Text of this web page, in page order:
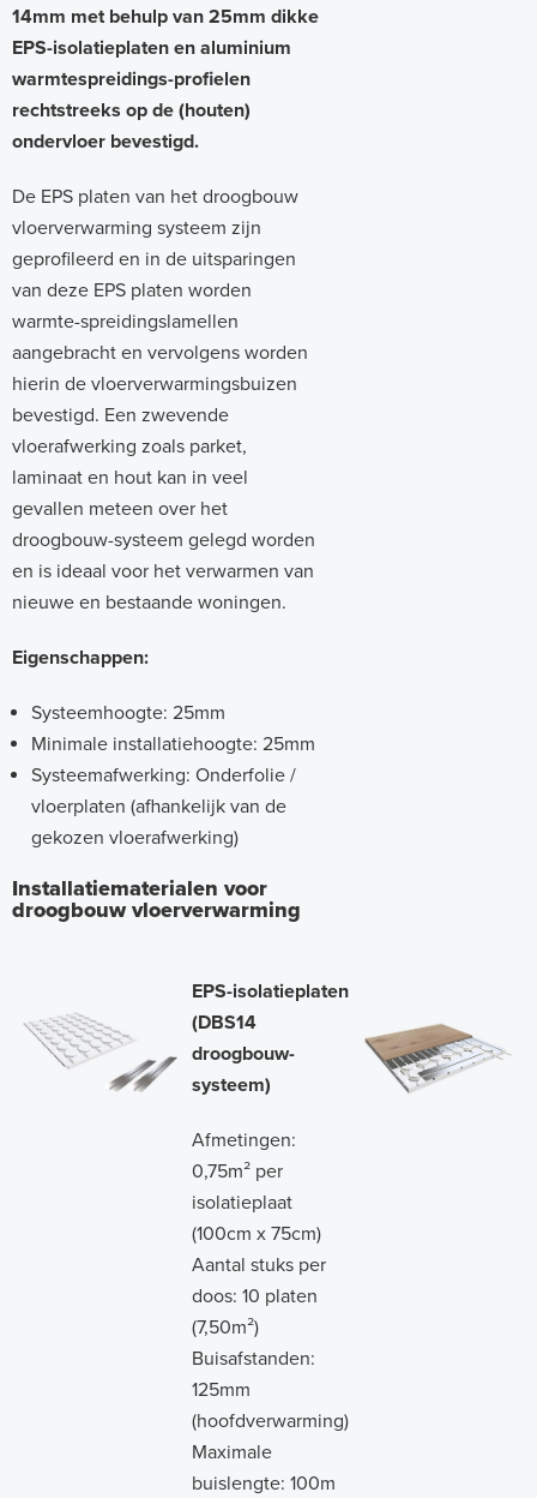
14mm met behulp van 25mm dikke
EPS-isolatieplaten en aluminium
warmtespreidings-profielen
rechtstreeks op de (houten)
ondervloer bevestigd.
De EPS platen van het droogbouw
vloerverwarming systeem zijn
geprofileerd en in de uitsparingen
van deze EPS platen worden
warmte-spreidingslamellen
aangebracht en vervolgens worden
hierin de vloerverwarmingsbuizen
bevestigd. Een zwevende
vloerafwerking zoals parket,
laminaat en hout kan in veel
gevallen meteen over het
droogbouw-systeem gelegd worden
en is ideaal voor het verwarmen van
nieuwe en bestaande woningen.
Eigenschappen:
Systeemhoogte: 25mm
Minimale installatiehoogte: 25mm
Systeemafwerking: Onderfolie /
vloerplaten (afhankelijk van de
gekozen vloerafwerking)
Installatiematerialen voor
droogbouw vloerverwarming
EPS-isolatieplaten
(DBS14
droogbouw-
systeem)
Afmetingen:
0,75m² per
isolatieplaat
(100cm x 75cm)
Aantal stuks per
doos: 10 platen
(7,50m²)
Buisafstanden:
125mm
(hoofdverwarming)
Maximale
buislengte: 100m